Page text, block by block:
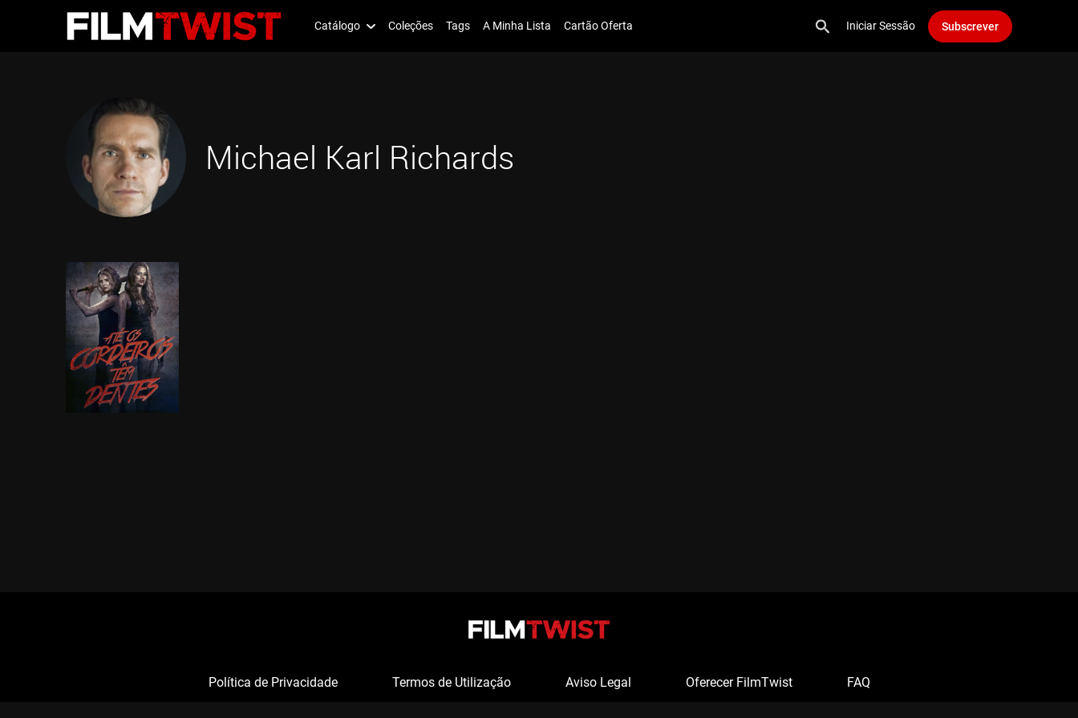
Catálogo Coleções Tags A Minha Lista Cartão Oferta Iniciar Sessão Subscrever
Michael Karl Richards
Política de Privacidade Termos de Utilização Aviso Legal Oferecer FilmTwist FAQ